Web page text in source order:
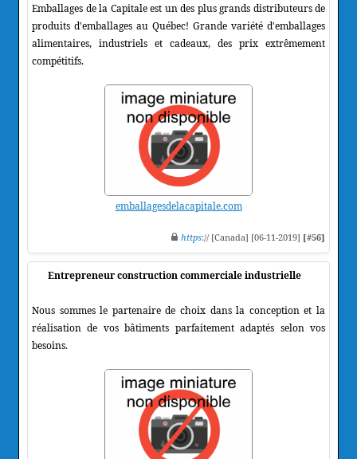
Emballages de la Capitale est un des plus grands distributeurs de
produits d'emballages au Québec! Grande variété d'emballages
alimentaires, industriels et cadeaux, des prix extrêmement
compétitifs.
emballagesdelacapitale.com
https:// [Canada] [06-11-2019] [#56]
Entrepreneur construction commerciale industrielle
Nous sommes le partenaire de choix dans la conception et la
réalisation de vos bâtiments parfaitement adaptés selon vos
besoins.